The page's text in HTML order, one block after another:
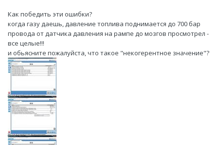
Как победить эти ошибки?
когда газу даешь, давление топлива поднимается до 700 бар
провода от датчика давления на рампе до мозгов просмотрел -
все целые!!!
и обьясните пожалуйста, что такое "некогерентное значение"?